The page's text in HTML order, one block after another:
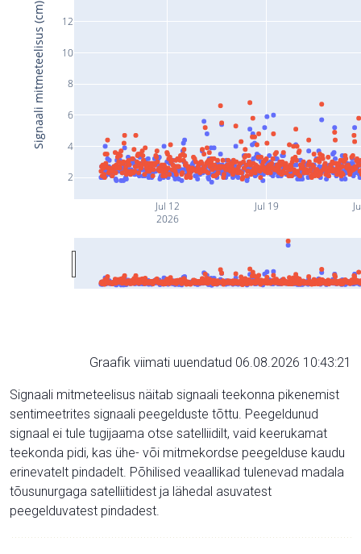
Jul 12
2026
Jul 19
2
4
6
8
10
12
Signaali mitmeteelisus (cm)
Graafik viimati uuendatud 06.08.2026 10:43:21
Signaali mitmeteelisus näitab signaali teekonna pikenemist
sentimeetrites signaali peegelduste tõttu. Peegeldunud
signaal ei tule tugijaama otse satelliidilt, vaid keerukamat
teekonda pidi, kas ühe- või mitmekordse peegelduse kaudu
erinevatelt pindadelt. Põhilised veaallikad tulenevad madala
tõusunurgaga satelliitidest ja lähedal asuvatest
peegelduvatest pindadest.